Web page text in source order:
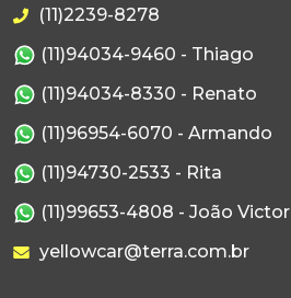
(11)2239-8278
(11)94034-9460 - Thiago
(11)94034-8330 - Renato
(11)96954-6070 - Armando
(11)94730-2533 - Rita
(11)99653-4808 - João Victor
yellowcar@terra.com.br